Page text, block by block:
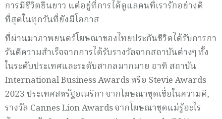
การมีชีวิตยืนยาว แต่อยู่ที่การได้ดูแลคนที่เรารักอย่างดี
ที่สุดในทุกวันที่ยังมีโอกาส
ที่ผ่านมาภาพยนตร์โฆษณาของไทยประกันชีวิตได้รับการกา
รันตีความสำเร็จจากการได้รับรางวัลจากสถาบันต่างๆ ทั้ง
ในระดับประเทศและระดับสากลมากมาย อาทิ สถาบัน
International Business Awards หรือ Stevie Awards
2023 ประเทศสหรัฐอเมริกา จากโฆษณาชุดเชื่อในความดี,
รางวัล Cannes Lion Awards จากโฆษณาชุดแม่รู้อะไร